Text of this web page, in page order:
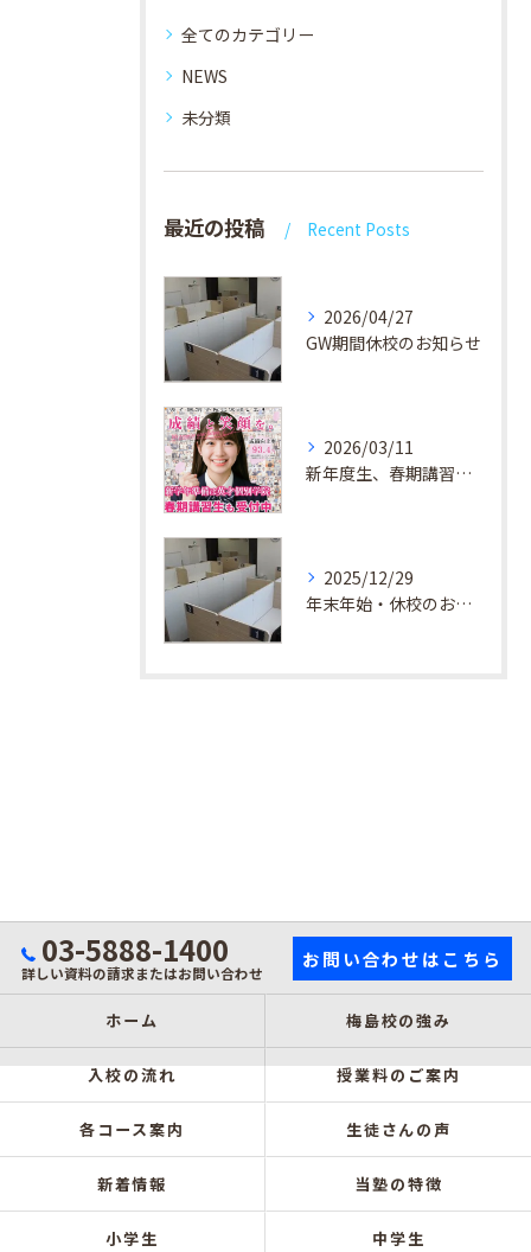
全てのカテゴリー
NEWS
未分類
最近の投稿 Recent Posts
2026/04/27
GW期間休校のお知らせ
2026/03/11
新年度生、春期講習生 受付中！
2025/12/29
年末年始・休校のお知らせ
03-5888-1400
詳しい資料の請求またはお問い合わせ
お問い合わせはこちら
ホーム 梅島校の強み
入校の流れ 授業料のご案内
各コース案内 生徒さんの声
新着情報 当塾の特徴
小学生 中学生